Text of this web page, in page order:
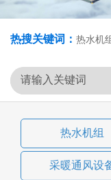
热搜关键词： 热水机
备,净水设备,采暖通风
热水机组
采暖通风设